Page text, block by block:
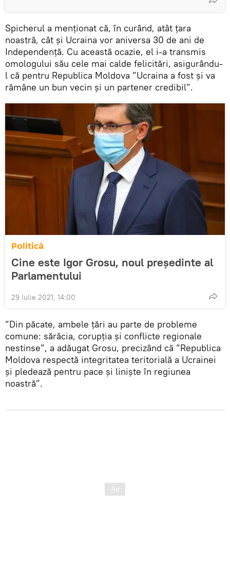
Spicherul a menționat că, în curând, atât ţara
noastră, cât și Ucraina vor aniversa 30 de ani de
Independență. Cu această ocazie, el i-a transmis
omologului său cele mai calde felicitări, asigurându-
l că pentru Republica Moldova ”Ucraina a fost şi va
rămâne un bun vecin şi un partener credibil”.
Politică
Cine este Igor Grosu, noul președinte al
Parlamentului
29 Iulie 2021, 14:00
”Din păcate, ambele țări au parte de probleme
comune: sărăcia, corupția și conflicte regionale
nestinse”, a adăugat Grosu, precizând că ”Republica
Moldova respectă integritatea teritorială a Ucrainei
și pledează pentru pace și liniște în regiunea
noastră”.